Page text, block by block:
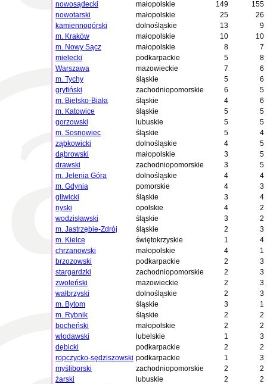
nowosądecki
małopolskie 149
155
nowotarski
małopolskie 25
26
kamiennogórski
dolnośląskie 13
9
m. Kraków
małopolskie 10
10
m. Nowy Sącz
małopolskie 8
7
mielecki
podkarpackie 5
8
Warszawa
mazowieckie 7
6
m. Tychy
śląskie 5
6
gryfiński
zachodniopomorskie 6
5
m. Bielsko-Biała
śląskie 4
6
m. Katowice
śląskie 5
5
gorzowski
lubuskie 5
5
m. Sosnowiec
śląskie 5
4
ząbkowicki
dolnośląskie 4
5
dąbrowski
małopolskie 3
5
drawski
zachodniopomorskie 3
5
m. Jelenia Góra
dolnośląskie 4
4
m. Gdynia
pomorskie 4
3
gliwicki
śląskie 3
4
nyski
opolskie 4
2
wodzisławski
śląskie 3
2
m. Jastrzębie-Zdrój
śląskie 2
3
m. Kielce
świętokrzyskie 1
4
chrzanowski
małopolskie 4
1
brzozowski
podkarpackie 2
3
stargardzki
zachodniopomorskie 2
3
zwoleński
mazowieckie 2
3
wałbrzyski
dolnośląskie 2
3
m. Bytom
śląskie 3
1
m. Rybnik
śląskie 2
2
bocheński
małopolskie 2
2
włodawski
lubelskie 1
3
dębicki
podkarpackie 2
2
ropczycko-sędziszowski podkarpackie 1
3
myśliborski
zachodniopomorskie 2
2
żarski
lubuskie 2
2